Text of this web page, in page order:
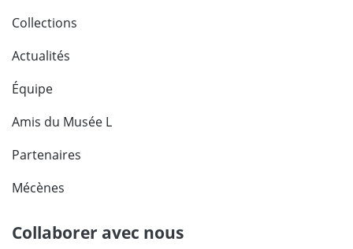
Collections
Actualités
Équipe
Amis du Musée L
Partenaires
Mécènes
Collaborer avec nous